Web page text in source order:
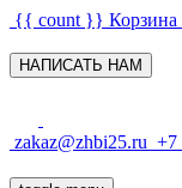
{{ count }} Корзина
НАПИСАТЬ НАМ
zakaz@zhbi25.ru +7